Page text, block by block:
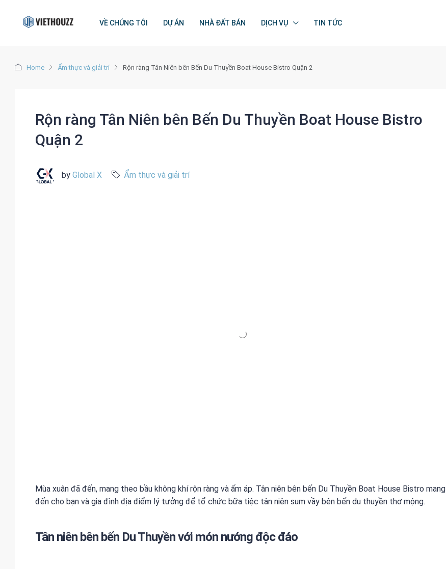
VỀ CHÚNG TÔI DỰ ÁN NHÀ ĐẤT BÁN DỊCH VỤ TIN TỨC
Home Ẩm thực và giải trí Rộn ràng Tân Niên bên Bến Du Thuyền Boat House Bistro Quận 2
Rộn ràng Tân Niên bên Bến Du Thuyền Boat House Bistro
Quận 2
by Global X Ẩm thực và giải trí
Mùa xuân đã đến, mang theo bầu không khí rộn ràng và ấm áp. Tân niên bên bến Du Thuyền Boat House Bistro mang
đến cho bạn và gia đình địa điểm lý tưởng để tổ chức bữa tiệc tân niên sum vầy bên bến du thuyền thơ mộng.
Tân niên bên bến Du Thuyềnvới món nướng độc đáo